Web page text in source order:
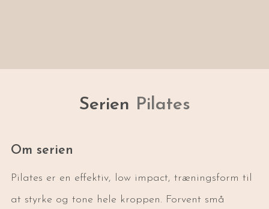
Serien Pilates
Om serien
Pilates er en effektiv, low impact, træningsform til
at styrke og tone hele kroppen. Forvent små